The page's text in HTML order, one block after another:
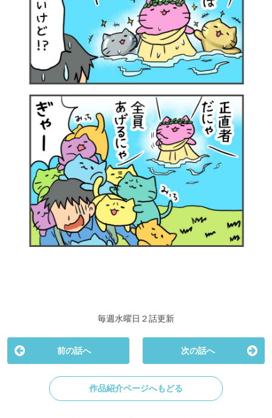
毎週水曜日２話更新
前の話へ 次の話へ
作品紹介ページへもどる